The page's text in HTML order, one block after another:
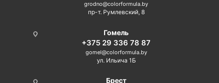
grodno@colorformula.by
пр-т. Румлевский, 8
Гомель
+375 29 336 78 87
gomel@colorformula.by
ул. Ильича 1Б
Брест